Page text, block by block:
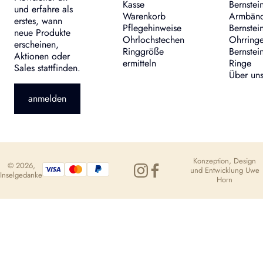
und erfahre als
erstes, wann
neue Produkte
erscheinen,
Aktionen oder
Sales stattfinden.
anmelden
Kasse
Warenkorb
Pflegehinweise
Ohrlochstechen
Ringgröße
ermitteln
Ringe
Über uns
© 2026,
Inselgedanke
Konzeption, Design
und Entwicklung Uwe
Horn